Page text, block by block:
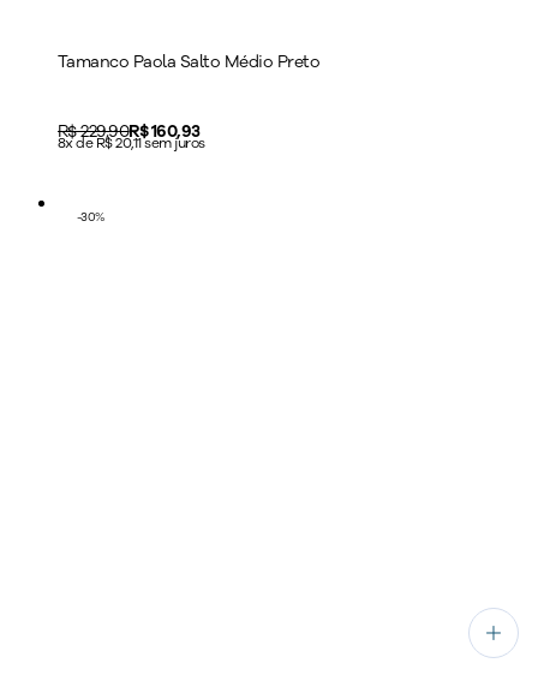
Tamanco Paola Salto Médio Preto
Original price:
R$ 229,90Price:
R$ 160,93
8x de R$ 20,11 sem juros
-30%